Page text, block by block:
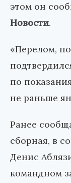
этом он
Новости.
«Перелом,
по
не раньше
Ранее
сборная, в
Денис
командном